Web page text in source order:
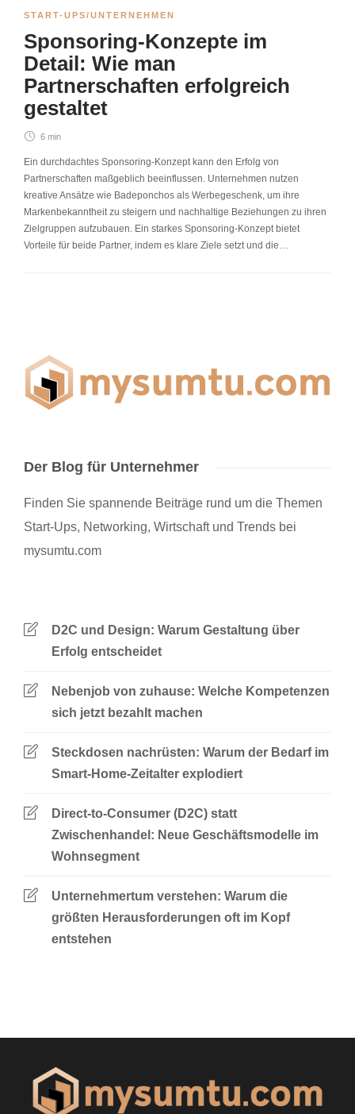
START-UPS/UNTERNEHMEN
Sponsoring-Konzepte im
Detail: Wie man
Partnerschaften erfolgreich
gestaltet
6 min
Ein durchdachtes Sponsoring-Konzept kann den Erfolg von
Partnerschaften maßgeblich beeinflussen. Unternehmen nutzen
kreative Ansätze wie Badeponchos als Werbegeschenk, um ihre
Markenbekanntheit zu steigern und nachhaltige Beziehungen zu ihren
Zielgruppen aufzubauen. Ein starkes Sponsoring-Konzept bietet
Vorteile für beide Partner, indem es klare Ziele setzt und die…
Der Blog für Unternehmer
Finden Sie spannende Beiträge rund um die Themen
Start-Ups, Networking, Wirtschaft und Trends bei
mysumtu.com
D2C und Design: Warum Gestaltung über
Erfolg entscheidet
Nebenjob von zuhause: Welche Kompetenzen
sich jetzt bezahlt machen
Steckdosen nachrüsten: Warum der Bedarf im
Smart-Home-Zeitalter explodiert
Direct-to-Consumer (D2C) statt
Zwischenhandel: Neue Geschäftsmodelle im
Wohnsegment
Unternehmertum verstehen: Warum die
größten Herausforderungen oft im Kopf
entstehen